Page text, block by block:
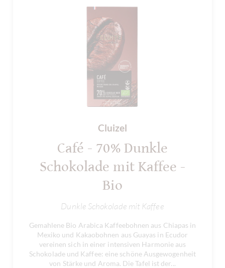
Cluizel
Café - 70% Dunkle
Schokolade mit Kaffee -
Bio
Dunkle Schokolade mit Kaffee
Gemahlene Bio Arabica Kaffeebohnen aus Chiapas in
Mexiko und Kakaobohnen aus Guayas in Ecudor
vereinen sich in einer intensiven Harmonie aus
Schokolade und Kaffee: eine schöne Ausgewogenheit
von Stärke und Aroma. Die Tafel ist der...